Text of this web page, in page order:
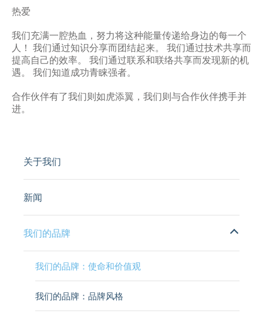
热爱
我们充满一腔热血，努力将这种能量传递给身边的每一个
人！ 我们通过知识分享而团结起来。 我们通过技术共享而
提高自己的效率。 我们通过联系和联络共享而发现新的机
遇。 我们知道成功青睐强者。
合作伙伴有了我们则如虎添翼，我们则与合作伙伴携手并
进。
关于我们
新闻
我们的品牌
我们的品牌：使命和价值观
我们的品牌：品牌风格